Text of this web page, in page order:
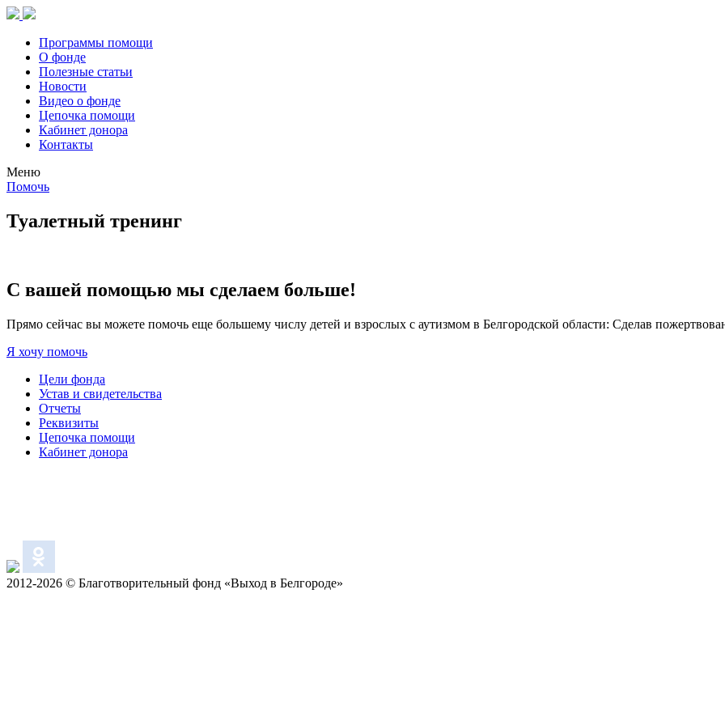
Программы помощи
О фонде
Полезные статьи
Новости
Видео о фонде
Цепочка помощи
Кабинет донора
Контакты
Меню
Помочь
Туалетный тренинг
С вашей помощью мы сделаем больше!
Прямо сейчас вы можете помочь еще большему числу детей и взрослых с аутизмом в Белгородской области: Сделав
Я хочу помочь
Цели фонда
Устав и свидетельства
Отчеты
Реквизиты
Цепочка помощи
Кабинет донора
2012-2026 © Благотворительный фонд «Выход в Белгороде»